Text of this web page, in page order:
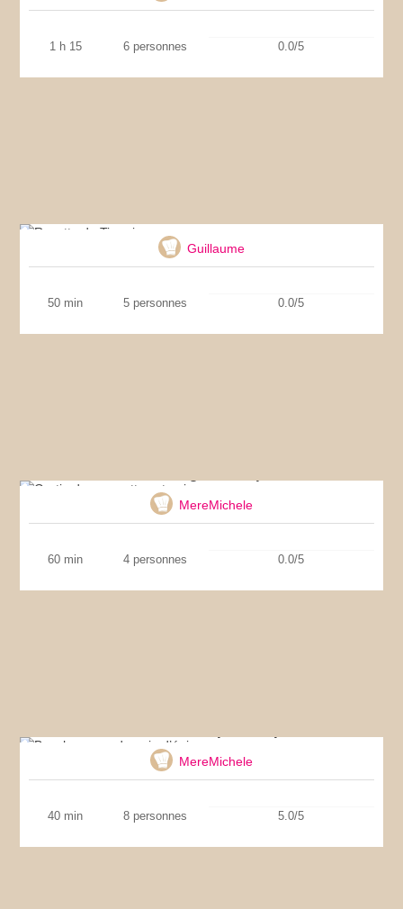
1 h 15 6 personnes 0.0/5
Guillaume
50 min 5 personnes 0.0/5
MereMichele
60 min 4 personnes 0.0/5
MereMichele
40 min 8 personnes 5.0/5